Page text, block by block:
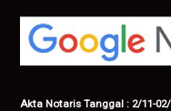
Akta Notaris Tanggal : 2/11-